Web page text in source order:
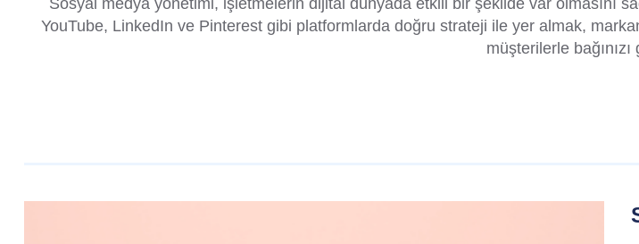
Sosyal medya yönetimi, işletmelerin dijital dünyada etkili bir şekilde var olmasını
YouTube, LinkedIn ve Pinterest gibi platformlarda doğru strateji ile yer almak,
müşterilerle